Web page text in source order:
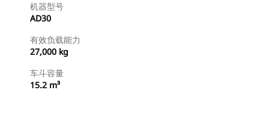
机器型号
AD30
有效负载能力
27,000 kg
车斗容量
15.2 m³